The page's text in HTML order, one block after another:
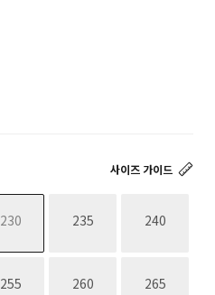
사이즈 가이드
230재고없음 235재고없음 240재고없음
255재고없음 260재고없음 265재고없음